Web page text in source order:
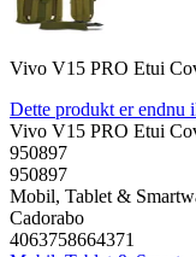
Vivo V15 PRO Etui
Dette produkt er endnu
Vivo V15 PRO Etui
950897
950897
Mobil, Tablet &
Cadorabo
4063758664371